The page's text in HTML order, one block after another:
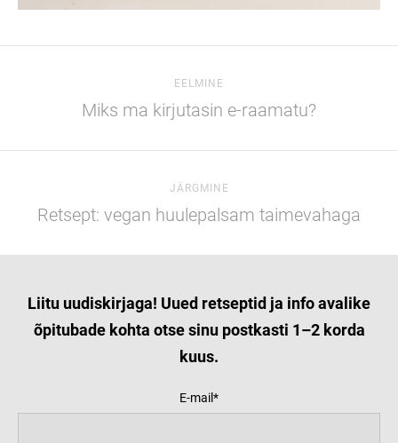
EELMINE
Miks ma kirjutasin e-raamatu?
JÄRGMINE
Retsept: vegan huulepalsam taimevahaga
Liitu uudiskirjaga! Uued retseptid ja info avalike
õpitubade kohta otse sinu postkasti 1–2 korda
kuus.
E-mail